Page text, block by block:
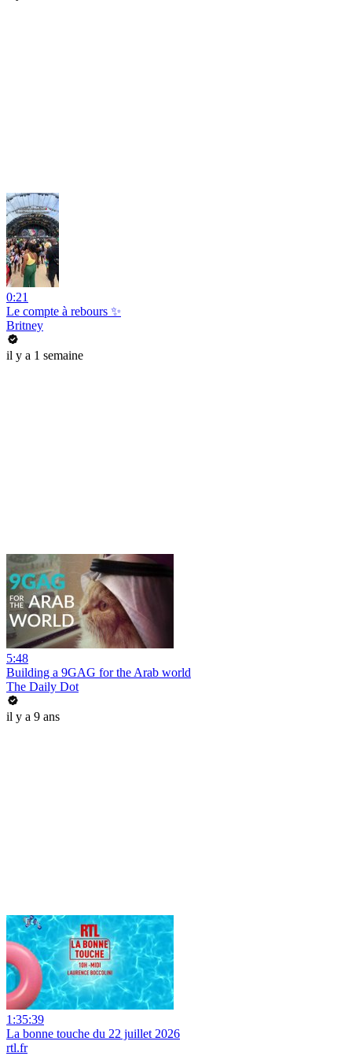
0:21
Le compte à rebours ✨
Britney
il y a 1 semaine
5:48
Building a 9GAG for the Arab world
The Daily Dot
il y a 9 ans
1:35:39
La bonne touche du 22 juillet 2026
rtl.fr